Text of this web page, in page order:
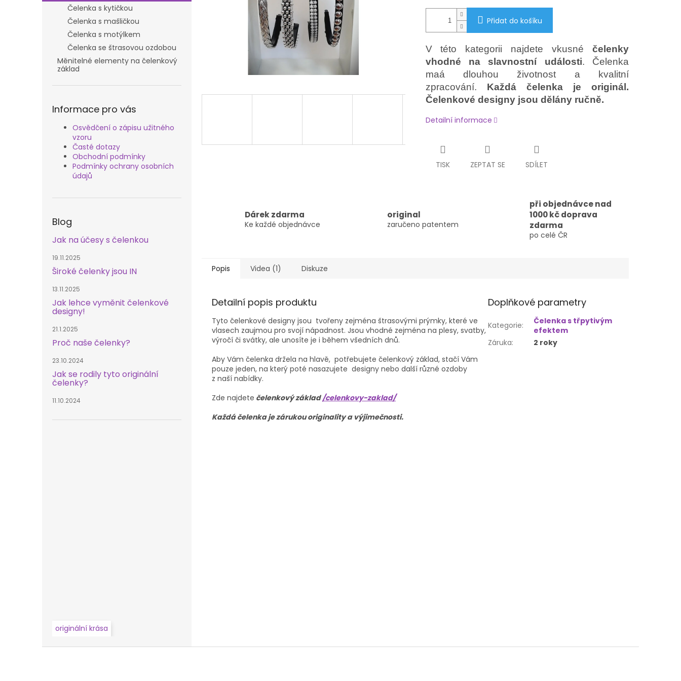
Čelenka s kytičkou
Čelenka s mašličkou
Čelenka s motýlkem
Čelenka se štrasovou ozdobou
Měnitelné elementy na čelenkový
základ
Informace pro vás
Osvědčení o zápisu užitného
vzoru
Časté dotazy
Obchodní podmínky
Podmínky ochrany osobních
údajů
Blog
Jak na účesy s čelenkou
19.11.2025
Široké čelenky jsou IN
13.11.2025
Jak lehce vyměnit čelenkové
designy!
21.1.2025
Proč naše čelenky?
23.10.2024
Jak se rodily tyto originální
čelenky?
11.10.2024
originální krása
Přidat do košíku
V této kategorii najdete vkusné čelenky
vhodné na slavnostní události. Čelenka
maá dlouhou životnost a kvalitní
zpracování. Každá čelenka je originál.
Čelenkové designy jsou dělány ručně.
Detailní informace
TISK ZEPTAT SE SDÍLET
Dárek zdarma
Ke každé objednávce
original
zaručeno patentem
při objednávce nad
1000 kč doprava
zdarma
po celé ČR
Popis Videa (1) Diskuze
Detailní popis produktu
Tyto čelenkové designy jsou tvořeny zejména štrasovými prýmky, které ve
vlasech zaujmou pro svojí nápadnost. Jsou vhodné zejména na plesy, svatby,
výročí či svátky, ale unosíte je i během všedních dnů.
Aby Vám čelenka držela na hlavě, potřebujete čelenkový základ, stačí Vám
pouze jeden, na který poté nasazujete designy nebo další různé ozdoby
z naší nabídky.
Zde najdete čelenkový základ/celenkovy-zaklad/
Každá čelenka je zárukou originality a výjimečnosti.
Doplňkové parametry
Kategorie:
Čelenka s třpytivým
efektem
Záruka: 2 roky